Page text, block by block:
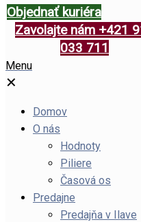
Objednať kuriéra
Zavolajte nám +421
033 711
Menu
✕
Domov
O nás
Hodnoty
Piliere
Časová os
Predajne
Predajňa v Ilave